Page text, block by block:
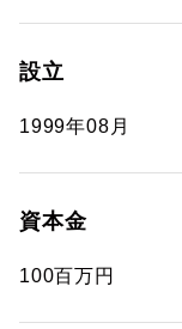
設立
1999年08月
資本金
100百万円